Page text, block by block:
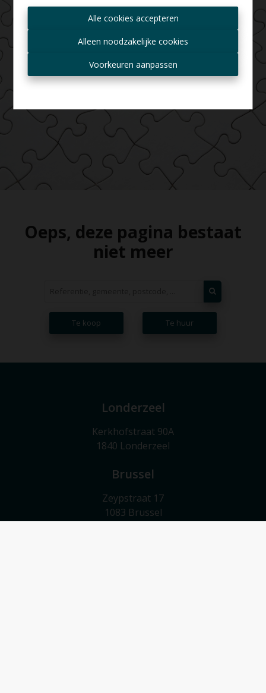
Alle cookies accepteren
Alleen noodzakelijke cookies
Voorkeuren aanpassen
Oeps, deze pagina bestaat
niet meer
Te koop Te huur
Londerzeel
Kerkhofstraat 90A
1840 Londerzeel
Brussel
Zeypstraat 17
1083 Brussel
Altijd als eerste op de
hoogte zijn van nieuwe
aanbiedingen?
Ontvang aanbod per mail